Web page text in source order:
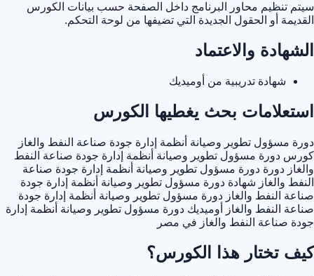
سيتم تنظيم محاور البرنامج داخل الصفحة حسب بيانات الكورس
القديمة أو الحقول الجديدة التي تضيفها من لوحة التحكم.
الشهادة والاعتماد
شهادة تدريبية من أوميديك
استعلامات بحث يغطيها الكورس
دورة مسؤول تطوير وصيانة أنظمة إدارة جودة صناعة النفط والغاز
كورس دورة مسؤول تطوير وصيانة أنظمة إدارة جودة صناعة النفط
والغاز دورة دورة مسؤول تطوير وصيانة أنظمة إدارة جودة صناعة
النفط والغاز شهادة دورة مسؤول تطوير وصيانة أنظمة إدارة جودة
صناعة النفط والغاز دورة مسؤول تطوير وصيانة أنظمة إدارة جودة
صناعة النفط والغاز أوميديك دورة مسؤول تطوير وصيانة أنظمة إدارة
جودة صناعة النفط والغاز في مصر
كيف تختار هذا الكورس؟